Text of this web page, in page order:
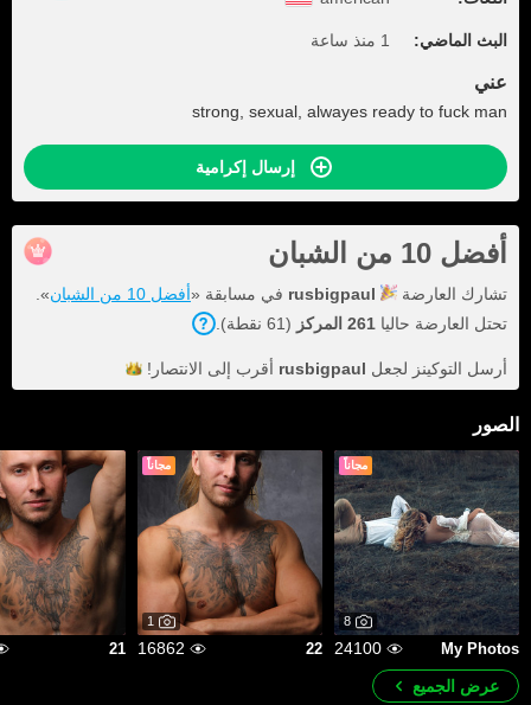
البث الماضي: 1 منذ ساعة
عني
strong, sexual, alwayes ready to fuck man
إرسال إكرامية
أفضل 10 من الشبان
تشارك العارضة rusbigpaul في مسابقة «أفضل 10 من الشبان
».
تحتل العارضة حاليا 261 المركز (61 نقطة).
أرسل التوكينز لجعل rusbigpaul أقرب إلى الانتصار!
الصور
مجاناً
8
My Photos
24100
مجاناً
1
22
16862
21
عرض الجميع